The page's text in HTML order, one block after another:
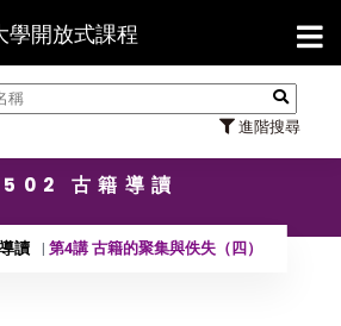
學開放式課程
進階搜尋
114學年度第2學期
古籍導讀
讀 第4講 古籍的聚集與佚失（四）